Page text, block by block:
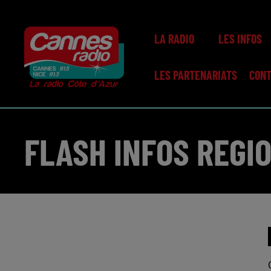
LA RADIO LES INFOS
LES PARTENARIATS
FLASH INFOS